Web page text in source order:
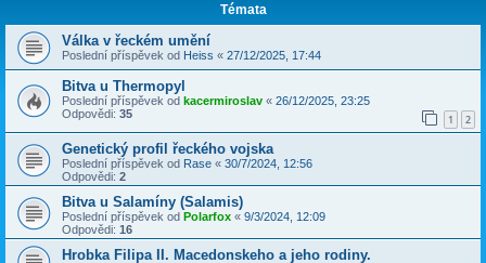
Témata
Válka v řeckém umění
Poslední příspěvek od Heiss « 27/12/2025, 17:44
Bitva u Thermopyl
Poslední příspěvek od kacermiroslav « 26/12/2025, 23:25
Odpovědi: 35 1 2
Genetický profil řeckého vojska
Poslední příspěvek od Rase « 30/7/2024, 12:56
Odpovědi: 2
Bitva u Salamíny (Salamis)
Poslední příspěvek od Polarfox « 9/3/2024, 12:09
Odpovědi: 16
Hrobka Filipa II. Macedonskeho a jeho rodiny.